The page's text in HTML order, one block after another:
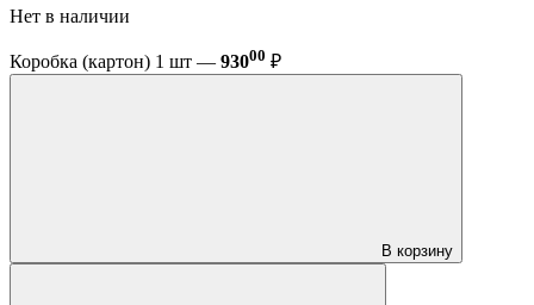
Нет в наличии
Коробка (картон) 1 шт — 93000 ₽
В корзину